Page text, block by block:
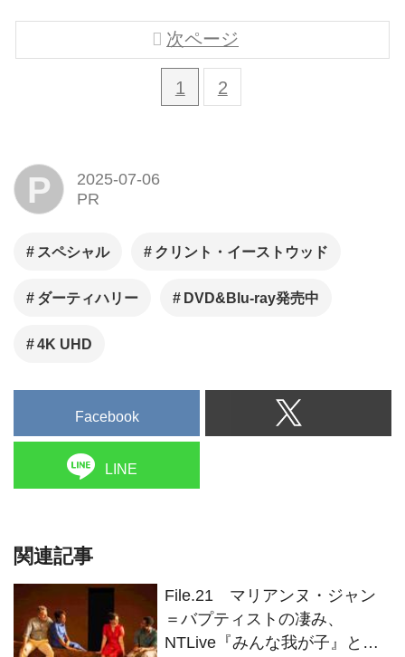
1 2
次ページ
P
2025-07-06
PR
スペシャル クリント・イーストウッド
ダーティハリー DVD&Blu-ray発売中
4K UHD
Facebook
LINE
関連記事
File.21 マリアンヌ・ジャン
＝バプティストの凄み、
NTLive『みんな我が子』とブ